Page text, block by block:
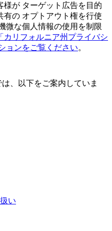
が ターゲット広告を目的
有の オプトアウト権を行使
微な個人情報の使用を制限
「カリフォルニア州プライバシ
ョンをご覧ください。
、以下をご案内していま
い